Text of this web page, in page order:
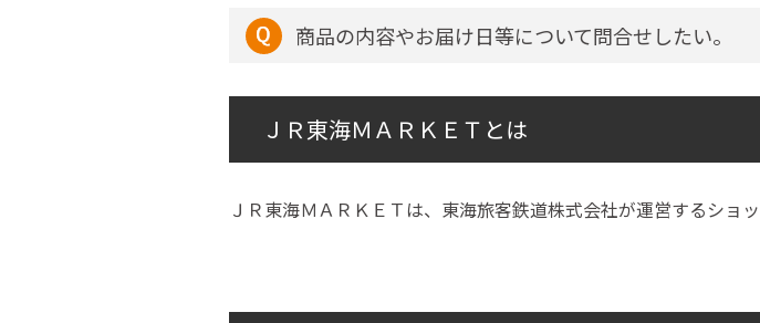
商品の内容やお届け日等について問合せしたい。
ＪＲ東海ＭＡＲＫＥＴとは
ＪＲ東海ＭＡＲＫＥＴは、東海旅客鉄道株式会社が運営するショッ